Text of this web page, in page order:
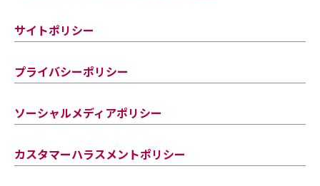
サイトポリシー
プライバシーポリシー
ソーシャルメディアポリシー
カスタマーハラスメントポリシー